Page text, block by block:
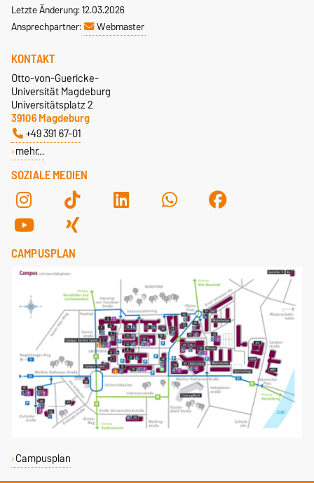
Letzte Änderung: 12.03.2026
Ansprechpartner:
Webmaster
SOZIALE MEDIEN
KONTAKT
Otto-von-Guericke-
Universität Magdeburg
Universitätsplatz 2
39106 Magdeburg
+49 391 67-01
mehr…
CAMPUSPLAN
Campusplan